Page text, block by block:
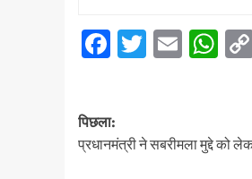
Facebook
Twitter
Email
पोस्ट
नेविगेशन
पिछला:
प्रधानमंत्री ने सबरीमला मुद्दे को